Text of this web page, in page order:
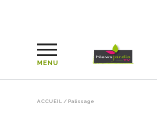
MENU
ACCUEIL / Palissage